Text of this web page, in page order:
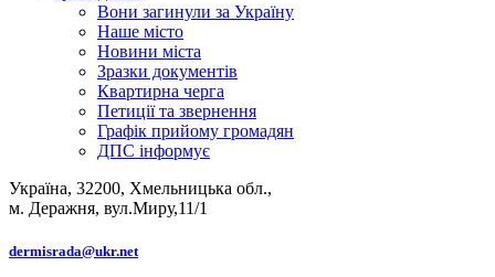
Вони загинули за Україну
Наше місто
Новини міста
Зразки документів
Квартирна черга
Петиції та звернення
Графік прийому громадян
ДПС інформує
Україна, 32200, Хмельницька обл.,
м. Деражня, вул.Миру,11/1
dermisrada@ukr.net